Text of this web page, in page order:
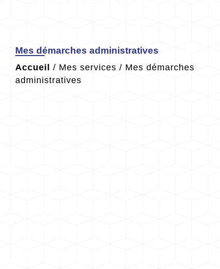
Mes démarches administratives
Accueil / Mes services / Mes démarches
administratives